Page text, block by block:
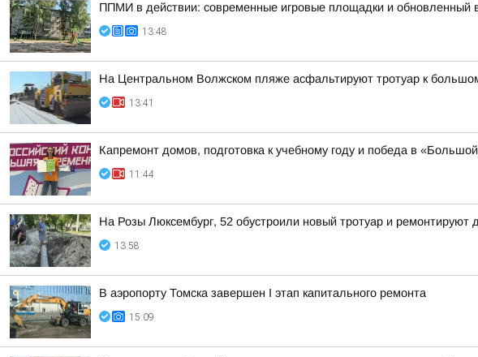
ППМИ в действии: современные игровые площадки и обновленный
13:48
На Центральном Волжском пляже асфальтируют тротуар к
13:41
Капремонт домов, подготовка к учебному году и победа в
11:44
На Розы Люксембург, 52 обустроили новый тротуар и ремонтируют
13:58
В аэропорту Томска завершен I этап капитального ремонта
15:09